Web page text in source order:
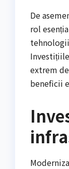
De
rol
extrem
beneficii